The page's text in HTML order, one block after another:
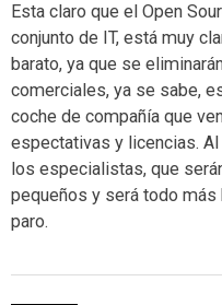
Esta claro que el Open
conjunto de IT, está muy
barato, ya que se
comerciales, ya se sabe,
coche de compañía que
espectativas y licencias.
los especialistas, que
pequeños y será todo
paro.